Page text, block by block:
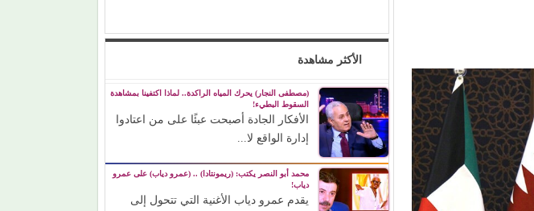
الأكثر مشاهدة
(مصطفى النجار) يحرك المياه الراكدة.. لماذا اكتفينا بمشاهدة
السقوط البطيء!
الأفكار الجادة أصبحت عبئًا على من اعتادوا
إدارة الواقع لا...
محمد أبو النصر يكتب: (ريمونتادا) .. (عمرو دياب) على عمرو
دياب!
يقدم عمرو دياب الأغنية التي تتحول إلى